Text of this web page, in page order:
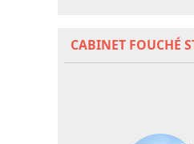
CABINET FOUCHÉ